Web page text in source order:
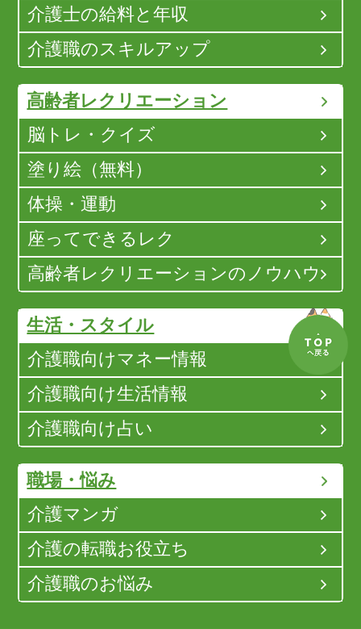
介護士の給料と年収
介護職のスキルアップ
高齢者レクリエーション
脳トレ・クイズ
塗り絵（無料）
体操・運動
座ってできるレク
高齢者レクリエーションのノウハウ
生活・スタイル
介護職向けマネー情報
介護職向け生活情報
介護職向け占い
職場・悩み
介護マンガ
介護の転職お役立ち
介護職のお悩み